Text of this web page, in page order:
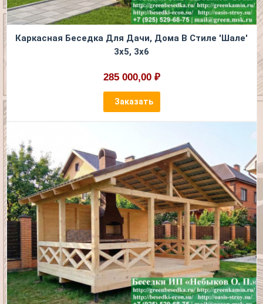
Каркасная Беседка Для Дачи, Дома В Стиле 'Шале'
3х5, 3х6
285 000,00 ₽
Заказать